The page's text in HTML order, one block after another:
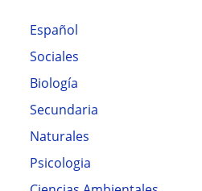
Español
Sociales
Biología
Secundaria
Naturales
Psicologia